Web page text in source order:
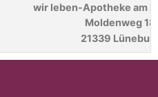
wir leben-Apotheke am
Moldenweg 18
21339